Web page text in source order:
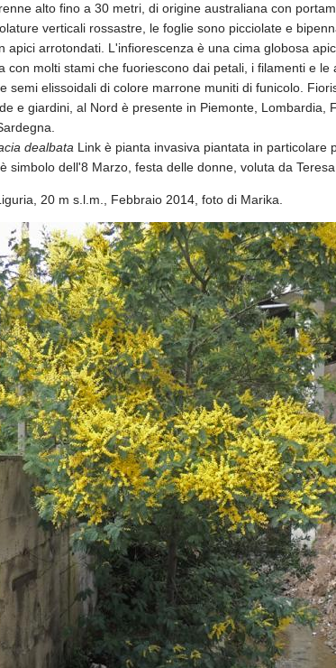
alto fino a 30 metri, di origine australiana con
verticali rossastre, le foglie sono picciolate e
apici arrotondati. L'infiorescenza è una cima globosa
con molti stami che fuoriescono dai petali, i filamenti e
semi elissoidali di colore marrone muniti di funicolo.
e giardini, al Nord è presente in Piemonte,
dealbata Link è pianta invasiva piantata in particolare
simbolo dell'8 Marzo, festa delle donne, voluta da
20 m s.l.m., Febbraio 2014, foto di Marika.